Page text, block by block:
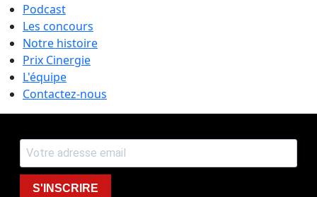
Podcast
Les concours
Notre histoire
Prix Cinergie
L'équipe
Contactez-nous
S'INSCRIRE